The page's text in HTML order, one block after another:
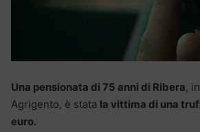
Una pensionata di 75 anni di Ribera,
Agrigento, è stata la vittima di una
euro.